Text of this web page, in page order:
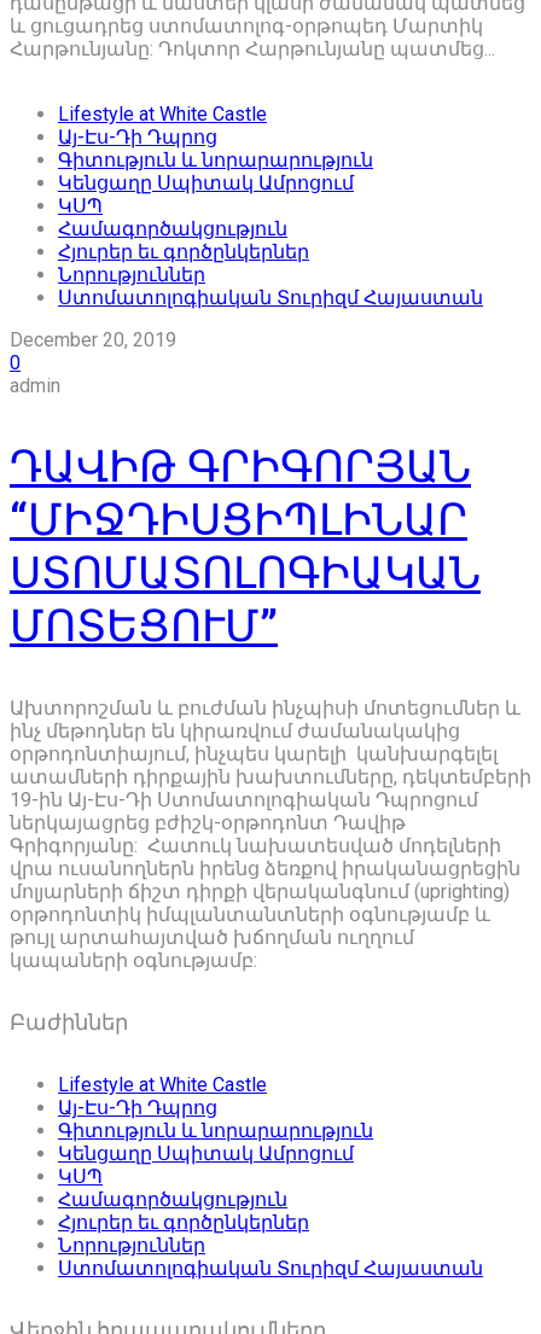
և ցուցադրեց ստոմատոլոգ-օրթոպեդ Մարտիկ
Հարթունյանը: Դոկտոր Հարթունյանը պատմեց...
Lifestyle at White Castle
Այ-Էս-Դի Դպրոց
Գիտություն և նորարարություն
Կենցաղը Սպիտակ Ամրոցում
ԿՍՊ
Համագործակցություն
Հյուրեր եւ գործընկերներ
Նորություններ
Ստոմատոլոգիական Տուրիզմ Հայաստան
December 20, 2019
0
admin
ԴԱՎԻԹ ԳՐԻԳՈՐՅԱՆ
“ՄԻՋԴԻՍՑԻՊԼԻՆԱՐ
ՍՏՈՄԱՏՈԼՈԳԻԱԿԱՆ
ՄՈՏԵՑՈՒՄ”
Ախտորոշման և բուժման ինչպիսի մոտեցումներ և
ինչ մեթոդներ են կիրառվում ժամանակակից
օրթոդոնտիայում, ինչպես կարելի կանխարգելել
ատամների դիրքային խախտումները, դեկտեմբերի
19-ին Այ-Էս-Դի Ստոմատոլոգիական Դպրոցում
ներկայացրեց բժիշկ-օրթոդոնտ Դավիթ
Գրիգորյանը: Հատուկ նախատեսված մոդելների
վրա ուսանողներն իրենց ձեռքով իրականացրեցին
մոլյարների ճիշտ դիրքի վերականգնում (uprighting)
օրթոդոնտիկ իմպլանտանտների օգնությամբ և
թույլ արտահայտված խճողման ուղղում
կապաների օգնությամբ:
Բաժիններ
Lifestyle at White Castle
Այ-Էս-Դի Դպրոց
Գիտություն և նորարարություն
Կենցաղը Սպիտակ Ամրոցում
ԿՍՊ
Համագործակցություն
Հյուրեր եւ գործընկերներ
Նորություններ
Ստոմատոլոգիական Տուրիզմ Հայաստան